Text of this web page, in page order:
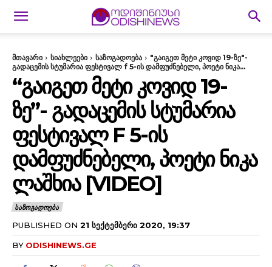
მთავარი სიახლეები საზოგადოება
"გაიგეთ მეტი კოვიდ 19-ზე"-
გადაცემის სტუმარია ფესტივალ f 5-ის დამფუძნებელი, პოეტი ნიკა...
“ᲒᲐᲘᲒᲔᲗ ᲛᲔᲢᲘ ᲙᲝᲕᲘᲓ 19-
ᲖᲔ”- ᲒᲐᲓᲐᲪᲔᲛᲘᲡ ᲡᲢᲣᲛᲐᲠᲘᲐ
ᲤᲔᲡᲢᲘᲕᲐᲚ F 5-ᲘᲡ
ᲓᲐᲛᲤᲣᲫᲜᲔᲑᲔᲚᲘ, ᲞᲝᲔᲢᲘ ᲜᲘᲙᲐ
ᲚᲐᲨᲮᲘᲐ [VIDEO]
ᲡᲐᲖᲝᲒᲐᲓᲝᲔᲑᲐ
PUBLISHED ON 21 ᲡᲔᲥᲢᲔᲛᲑᲔᲠᲘ 2020, 19:37
BY ODISHINEWS.GE